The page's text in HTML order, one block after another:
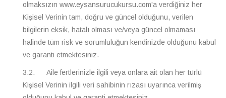
olmaksızın www.eysansurucukursu.com'a verdiğiniz her
Kişisel Verinin tam, doğru ve güncel olduğunu, verilen
bilgilerin eksik, hatalı olması ve/veya güncel olmaması
halinde tüm risk ve sorumluluğun kendinizde olduğunu kabul
ve garanti etmektesiniz.
3.2. Aile fertlerinizle ilgili veya onlara ait olan her türlü
Kişisel Verinin ilgili veri sahibinin rızası uyarınca verilmiş